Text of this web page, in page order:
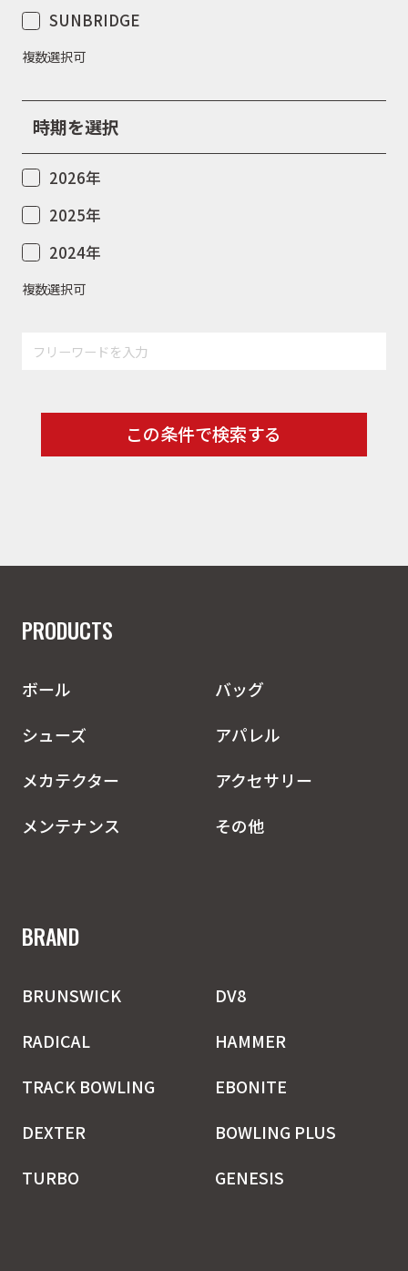
SUNBRIDGE
複数選択可
時期を選択
2026年
2025年
2024年
複数選択可
この条件で検索する
PRODUCTS
ボール
バッグ
シューズ
アパレル
メカテクター
アクセサリー
メンテナンス
その他
BRAND
BRUNSWICK
DV8
RADICAL
HAMMER
TRACK BOWLING
EBONITE
DEXTER
BOWLING PLUS
TURBO
GENESIS